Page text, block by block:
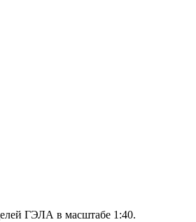
ГЭЛА в масштабе 1:40.